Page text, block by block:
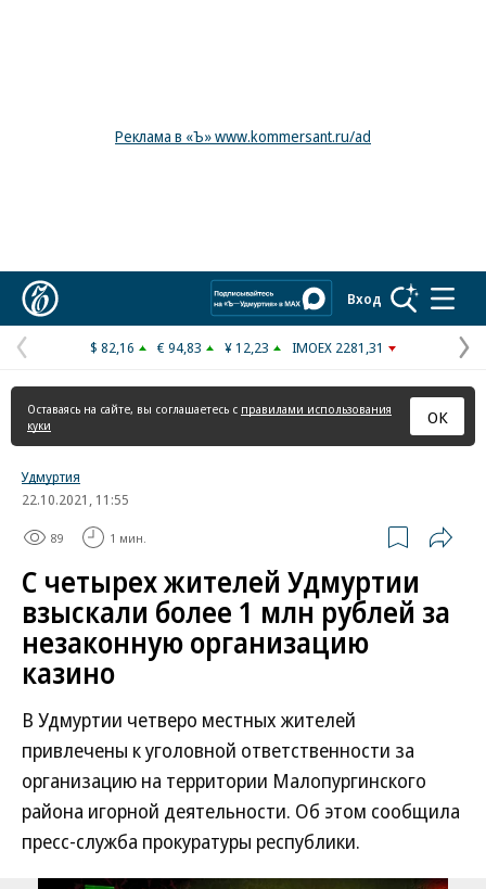
Реклама в «Ъ» www.kommersant.ru/ad
Вход
Предыдущая
страница
$ 82,16 € 94,83 ¥ 12,23 IMOEX 2281,31
Оставаясь на сайте, вы соглашаетесь с правилами использования
куки
ОК
Удмуртия
22.10.2021, 11:55
89 1 мин.
С четырех жителей Удмуртии
взыскали более 1 млн рублей за
незаконную организацию
казино
В Удмуртии четверо местных жителей
привлечены к уголовной ответственности за
организацию на территории Малопургинского
района игорной деятельности. Об этом сообщила
пресс-служба прокуратуры республики.